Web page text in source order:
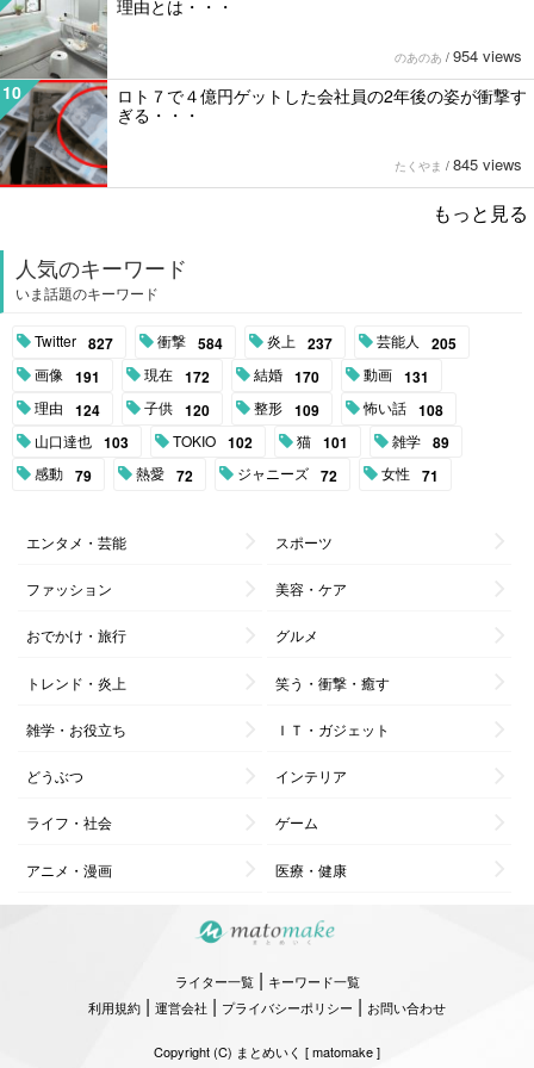
理由とは・・・
のあのあ / 954 views
10
ロト７で４億円ゲットした会社員の2年後の姿が衝撃す
ぎる・・・
たくやま / 845 views
もっと見る
人気のキーワード
いま話題のキーワード
Twitter 827 衝撃 584 炎上 237 芸能人 205
画像 191 現在 172 結婚 170 動画 131
理由 124 子供 120 整形 109 怖い話 108
山口達也 103 TOKIO 102 猫 101 雑学 89
感動 79 熱愛 72 ジャニーズ 72 女性 71
エンタメ・芸能 スポーツ
ファッション 美容・ケア
おでかけ・旅行 グルメ
トレンド・炎上 笑う・衝撃・癒す
雑学・お役立ち ＩＴ・ガジェット
どうぶつ インテリア
ライフ・社会 ゲーム
アニメ・漫画 医療・健康
ライター一覧| キーワード一覧
利用規約 | 運営会社 | プライバシーポリシー | お問い合わせ
Copyright (C) まとめいく [ matomake ]